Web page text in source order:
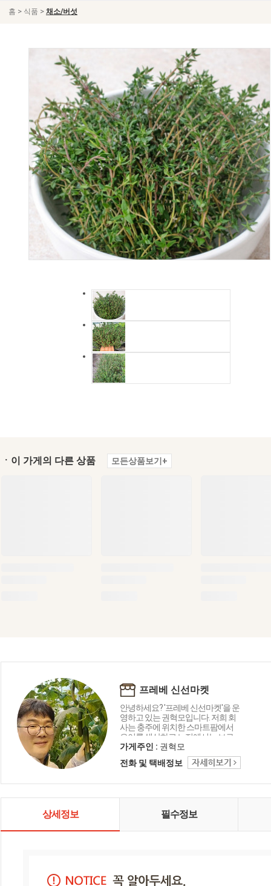
홈 > 식품 > 채소/버섯
ㆍ이 가게의 다른 상품 모든상품보기+
프레베 신선마켓
안녕하세요? '프레베 신선마켓'을 운
영하고 있는 권혁모입니다. 저희 회
사는 충주에 위치한 스마트팜에서
오이를 생산하고 노지에서는 브로
콜리와 가지 등을 재배하고 있습니
다. 뿐만아니라 강원도 철원, 평창, 제
주도, 진주, 여주 등 전국 산지에서 다
다.
가게주인 : 권혁모
전화 및 택배정보
상세정보 필수정보